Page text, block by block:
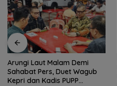
Arungi Laut Malam Demi
Sahabat Pers, Duet Wagub
Kepri dan Kadis PUPP